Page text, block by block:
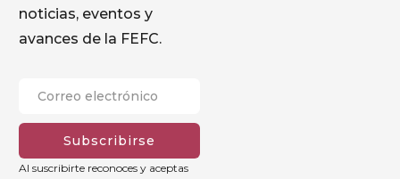
noticias, eventos y
avances de la FEFC.
Subscribirse
Al suscribirte reconoces y aceptas